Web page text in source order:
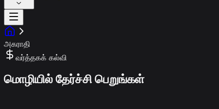
அகராதி
வர்த்தகக் கல்வி
மொழியில் தேர்ச்சி பெறுங்கள்